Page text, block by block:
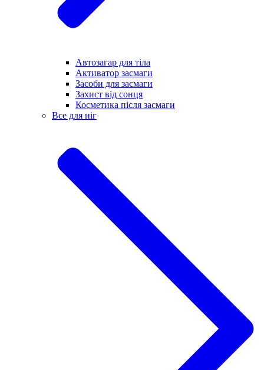
Автозагар для тіла
Активатор засмаги
Засоби для засмаги
Захист від сонця
Косметика після засмаги
Все для ніг